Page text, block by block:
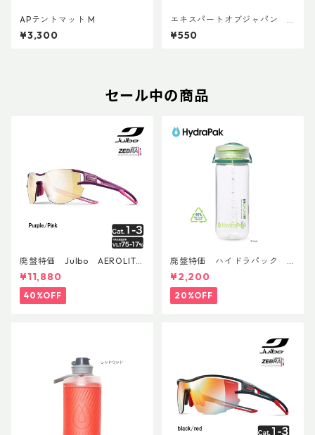
APテントマット M
¥3,300
エキスパートオブジャパン
クロモリピンペグM
¥550
セール中の商品
廃盤特価 Julbo AEROLITE
AsianFit
¥11,880
40%OFF
廃盤特価 ハイドラパック
リーコン ツイスト＆シップ 50
0ml
¥2,200
20%OFF